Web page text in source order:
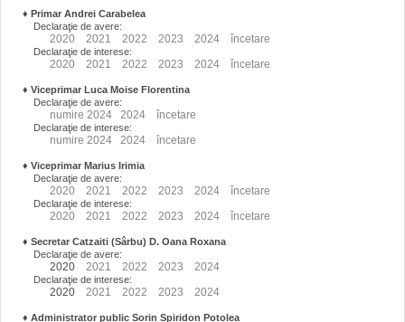
♦ Primar Andrei Carabelea
Declaraţie de avere:
2020 2021 2022 2023 2024 încetare
Declaraţie de interese:
2020 2021 2022 2023 2024 încetare
♦ Viceprimar Luca Moise Florentina
Declaraţie de avere:
numire 2024 2024 încetare
Declaraţie de interese:
numire 2024 2024 încetare
♦ Viceprimar Marius Irimia
Declaraţie de avere:
2020 2021 2022 2023 2024 încetare
Declaraţie de interese:
2020 2021 2022 2023 2024 încetare
♦ Secretar Catzaiti (Sârbu) D. Oana Roxana
Declaraţie de avere:
2020 2021 2022 2023 2024
Declaraţie de interese:
2020 2021 2022 2023 2024
♦ Administrator public Sorin Spiridon Potolea